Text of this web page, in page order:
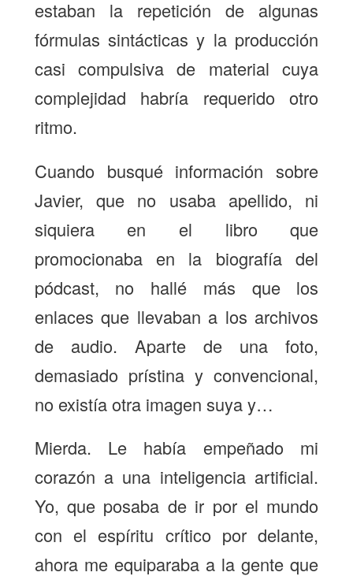
estaban la repetición de algunas
fórmulas sintácticas y la producción
casi compulsiva de material cuya
complejidad habría requerido otro
ritmo.
Cuando busqué información sobre
Javier, que no usaba apellido, ni
siquiera en el libro que
promocionaba en la biografía del
pódcast, no hallé más que los
enlaces que llevaban a los archivos
de audio. Aparte de una foto,
demasiado prístina y convencional,
no existía otra imagen suya y…
Mierda. Le había empeñado mi
corazón a una inteligencia artificial.
Yo, que posaba de ir por el mundo
con el espíritu crítico por delante,
ahora me equiparaba a la gente que